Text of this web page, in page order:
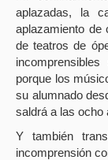
aplazadas, la
aplazamiento de
de teatros de
porque los
su alumnado
saldrá a las ocho
Y también
incomprensión